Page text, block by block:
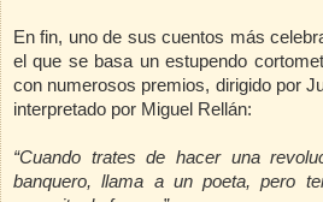
En fin, uno de sus cuentos más
el que se basa un estupendo
con numerosos premios, dirigido por
interpretado por Miguel Rellán:
“Cuando trates de hacer una
banquero, llama a un poeta, pero